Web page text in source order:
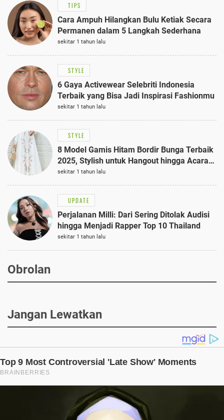
TIPS
Cara Ampuh Hilangkan Bulu Ketiak Secara
Permanen dalam 5 Langkah Sederhana
sekitar 1 tahun lalu
STYLE
6 Gaya Activewear Selebriti Indonesia
Terbaik yang Bisa Jadi Inspirasi Fashionmu
sekitar 1 tahun lalu
STYLE
8 Model Gamis Hitam Bordir Bunga Terbaik
2025, Stylish untuk Hangout hingga Acara
Semi-Formal
sekitar 1 tahun lalu
UPDATE
Perjalanan Milli: Dari Sering Ditolak Audisi
hingga Menjadi Rapper Top 10 Thailand
sekitar 1 tahun lalu
Obrolan
Jangan Lewatkan